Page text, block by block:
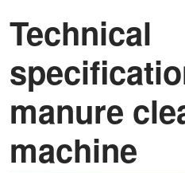
Technical
manure
machine